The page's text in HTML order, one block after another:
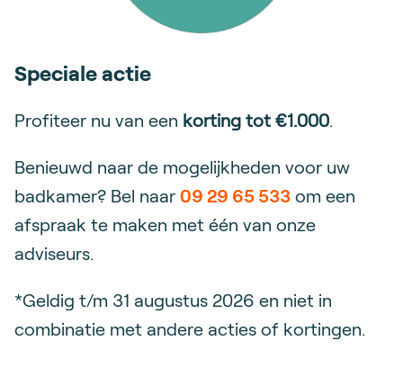
Speciale actie
Profiteer nu van een korting tot €1.000.
Benieuwd naar de mogelijkheden voor uw
badkamer? Bel naar 09 29 65 533 om een
afspraak te maken met één van onze
adviseurs.
*Geldig t/m 31 augustus 2026 en niet in
combinatie met andere acties of kortingen.